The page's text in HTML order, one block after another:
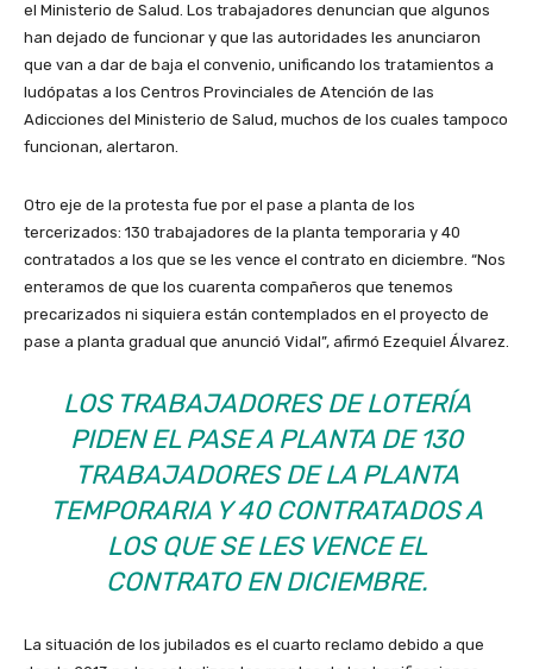
el Ministerio de Salud. Los trabajadores denuncian que algunos
han dejado de funcionar y que las autoridades les anunciaron
que van a dar de baja el convenio, unificando los tratamientos a
ludópatas a los Centros Provinciales de Atención de las
Adicciones del Ministerio de Salud, muchos de los cuales tampoco
funcionan, alertaron.
Otro eje de la protesta fue por el pase a planta de los
tercerizados: 130 trabajadores de la planta temporaria y 40
contratados a los que se les vence el contrato en diciembre. “Nos
enteramos de que los cuarenta compañeros que tenemos
precarizados ni siquiera están contemplados en el proyecto de
pase a planta gradual que anunció Vidal”, afirmó Ezequiel Álvarez.
LOS TRABAJADORES DE LOTERÍA
PIDEN EL PASE A PLANTA DE 130
TRABAJADORES DE LA PLANTA
TEMPORARIA Y 40 CONTRATADOS A
LOS QUE SE LES VENCE EL
CONTRATO EN DICIEMBRE.
La situación de los jubilados es el cuarto reclamo debido a que